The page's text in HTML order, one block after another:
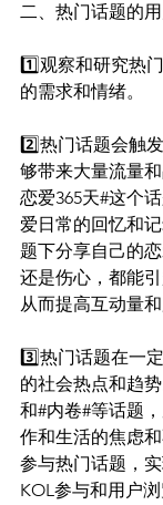
二、热门话题的
1️⃣观察和研究热
的需求和情绪。
2️⃣热门话题会触
够带来大量流量
恋爱365天#这个
爱日常的回忆和
题下分享自己的
还是伤心，都能
从而提高互动量和
3️⃣热门话题在一
的社会热点和趋
和#内卷#等话题
作和生活的焦虑
参与热门话题，
KOL参与和用户